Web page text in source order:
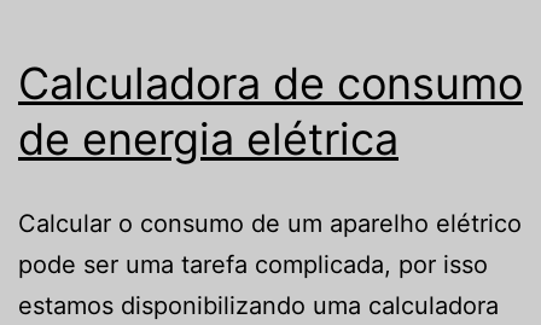
Calculadora de consumo
de energia elétrica
Calcular o consumo de um aparelho elétrico
pode ser uma tarefa complicada, por isso
estamos disponibilizando uma calculadora